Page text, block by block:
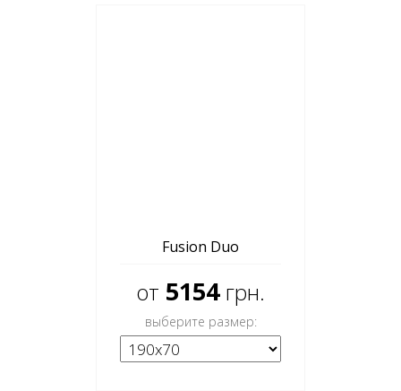
Fusion Duo
от 5154 грн.
выберите размер: